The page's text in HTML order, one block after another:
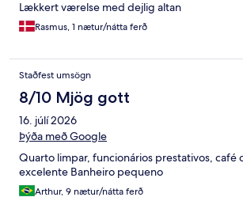
Lækkert værelse med dejlig altan
Rasmus, 1 nætur/nátta ferð
Staðfest umsögn
8/10 Mjög gott
16. júlí 2026
Þýða með Google
Quarto limpar, funcionários prestativos, café
excelente Banheiro pequeno
Arthur, 9 nætur/nátta ferð